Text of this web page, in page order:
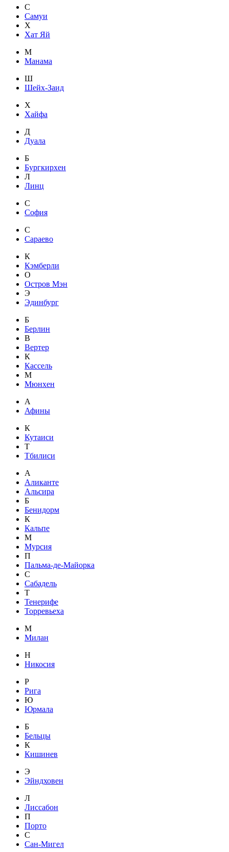
С
Самуи
Х
Хат Яй
М
Манама
Ш
Шейх-Заид
Х
Хайфа
Д
Дуала
Б
Бургкирхен
Л
Линц
С
София
С
Сараево
К
Кэмберли
О
Остров Мэн
Э
Эдинбург
Б
Берлин
В
Вертер
К
Кассель
М
Мюнхен
А
Афины
К
Кутаиси
Т
Тбилиси
А
Аликанте
Альсира
Б
Бенидорм
К
Кальпе
М
Мурсия
П
Пальма-де-Майорка
С
Сабадель
Т
Тенерифе
Торревьеха
М
Милан
Н
Никосия
Р
Рига
Ю
Юрмала
Б
Бельцы
К
Кишинев
Э
Эйндховен
Л
Лиссабон
П
Порто
С
Сан-Мигел